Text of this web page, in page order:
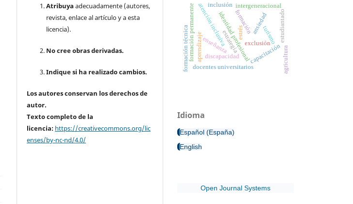
Atribuya adecuadamente (autores,
revista, enlace al artículo y a esta
licencia).
No cree obras derivadas.
Indique si ha realizado cambios.
Los autores conservan los derechos de
autor.
Texto completo de la
licencia: https://creativecommons.org/lic
enses/by-nc-nd/4.0/
formación
atención inclusivaidentidad profesional
enseñanza
aprendizaje
inclusión
exclusión
discapacidad
capacitación
estrés ansiedad
docentes universitarios
formación permanente agricultura
formación técnica turismo
estrategia
intergeneracional
estudiantado
Idioma
Español (España)
English
Open Journal Systems